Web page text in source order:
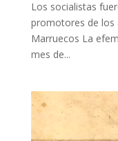
Los socialistas
promotores de los
Marruecos La
mes de...